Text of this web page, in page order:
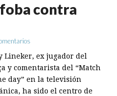
contra
Lineker, ex jugador del
y comentarista del “Match
day” en la televisión
ha sido el centro de